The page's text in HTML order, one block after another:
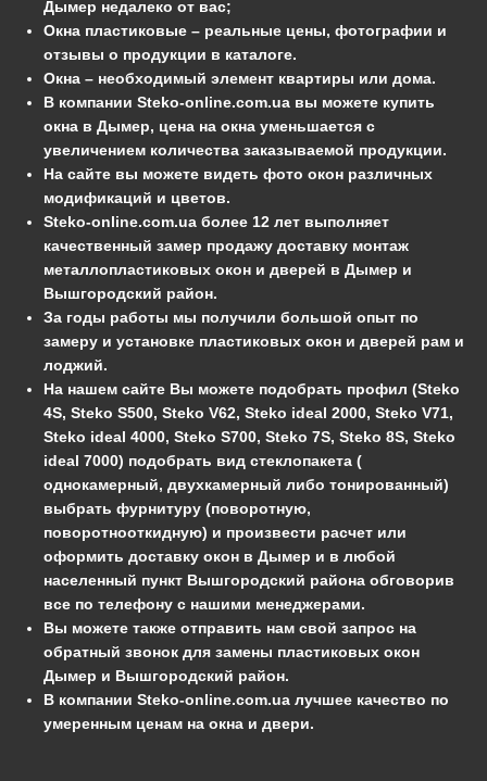
Дымер недалеко от вас;
Окна пластиковые – реальные цены, фотографии и
отзывы о продукции в каталоге.
Окна – необходимый элемент квартиры или дома.
В компании Steko-online.com.ua вы можете купить
окна в Дымер, цена на окна уменьшается с
увеличением количества заказываемой продукции.
На сайте вы можете видеть фото окон различных
модификаций и цветов.
Steko-online.com.ua более 12 лет выполняет
качественный замер продажу доставку монтаж
металлопластиковых окон и дверей в Дымер и
Вышгородский район.
За годы работы мы получили большой опыт по
замеру и установке пластиковых окон и дверей рам и
лоджий.
На нашем сайте Вы можете подобрать профил (Steko
4S, Steko S500, Steko V62, Steko ideal 2000, Steko V71,
Steko ideal 4000, Steko S700, Steko 7S, Steko 8S, Steko
ideal 7000) подобрать вид стеклопакета (
однокамерный, двухкамерный либо тонированный)
выбрать фурнитуру (поворотную,
поворотнооткидную) и произвести расчет или
оформить доставку окон в Дымер и в любой
населенный пункт Вышгородский района обговорив
все по телефону с нашими менеджерами.
Вы можете также отправить нам свой запрос на
обратный звонок для замены пластиковых окон
Дымер и Вышгородский район.
В компании Steko-online.com.ua лучшее качество по
умеренным ценам на окна и двери.